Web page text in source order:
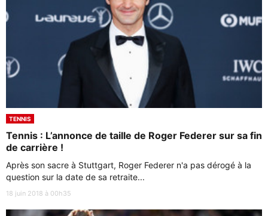
TENNIS
Tennis : L’annonce de taille de Roger Federer sur sa fin
de carrière !
Après son sacre à Stuttgart, Roger Federer n'a pas dérogé à la
question sur la date de sa retraite...
18 juin 2018 à 00h35